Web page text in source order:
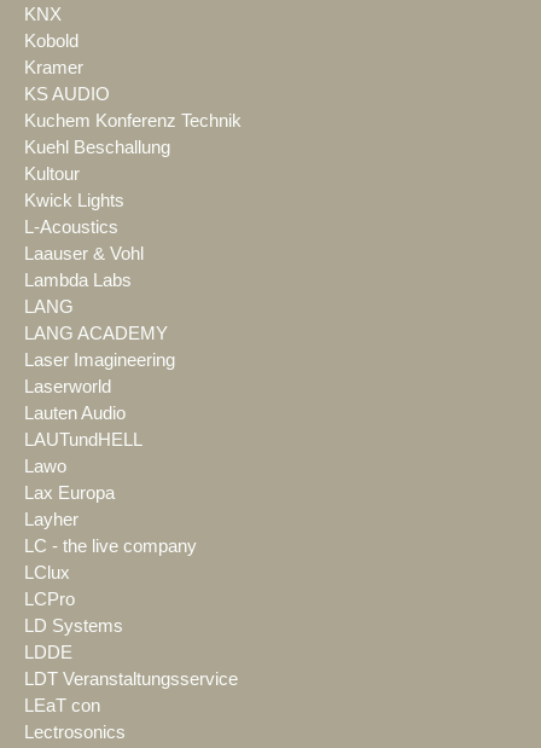
KNX
Kobold
Kramer
KS AUDIO
Kuchem Konferenz Technik
Kuehl Beschallung
Kultour
Kwick Lights
L-Acoustics
Laauser & Vohl
Lambda Labs
LANG
LANG ACADEMY
Laser Imagineering
Laserworld
Lauten Audio
LAUTundHELL
Lawo
Lax Europa
Layher
LC - the live company
LClux
LCPro
LD Systems
LDDE
LDT Veranstaltungsservice
LEaT con
Lectrosonics